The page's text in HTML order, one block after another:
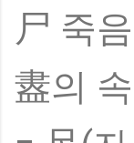
尸 죽
䀆의